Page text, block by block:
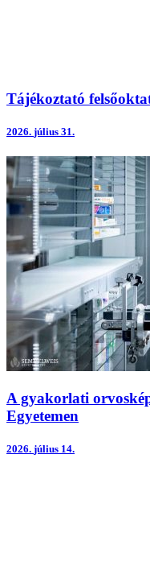
Tájékoztató
2026. július 31.
A gyakorlati
Egyetemen
2026. július 14.